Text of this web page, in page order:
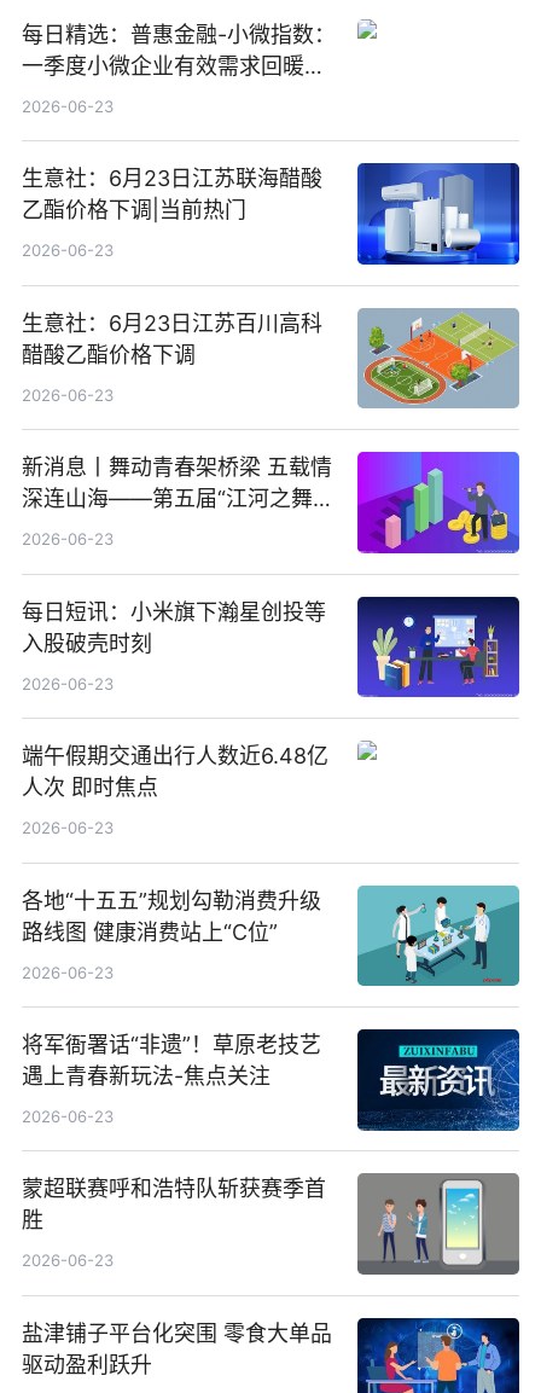
每日精选：普惠金融-小微指数：
一季度小微企业有效需求回暖，
金融服务迈向可持续发展新阶段
2026-06-23
生意社：6月23日江苏联海醋酸
乙酯价格下调|当前热门
2026-06-23
生意社：6月23日江苏百川高科
醋酸乙酯价格下调
2026-06-23
新消息丨舞动青春架桥梁 五载情
深连山海——第五届“江河之舞”
中美青少年文化交流展演在镇江
2026-06-23
每日短讯：小米旗下瀚星创投等
入股破壳时刻
2026-06-23
端午假期交通出行人数近6.48亿
人次 即时焦点
2026-06-23
各地“十五五”规划勾勒消费升级
路线图 健康消费站上“C位”
2026-06-23
将军衙署话“非遗”！草原老技艺
遇上青春新玩法-焦点关注
2026-06-23
蒙超联赛呼和浩特队斩获赛季首
胜
2026-06-23
盐津铺子平台化突围 零食大单品
驱动盈利跃升